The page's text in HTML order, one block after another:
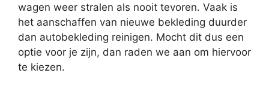
wagen weer stralen als nooit tevoren. Vaak is
het aanschaffen van nieuwe bekleding duurder
dan autobekleding reinigen. Mocht dit dus een
optie voor je zijn, dan raden we aan om hiervoor
te kiezen.